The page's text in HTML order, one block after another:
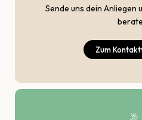
Sende uns dein Anliegen
Zum